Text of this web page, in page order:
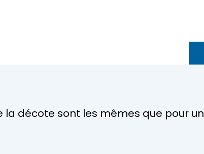
la décote sont les mêmes que pour un